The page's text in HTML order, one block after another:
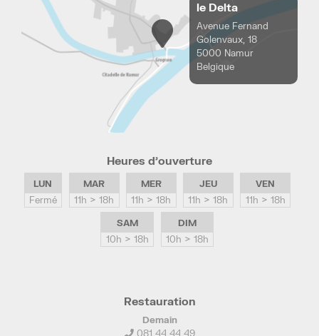
le Delta
Avenue Fernand
Golenvaux, 18
5000 Namur
Belgique
Heures d’ouverture
LUN
Fermé
MAR
11h > 18h
MER
11h > 18h
JEU
11h > 18h
VEN
11h > 18h
SAM
10h > 18h
DIM
10h > 18h
Restauration
Demain
081 44 44 49